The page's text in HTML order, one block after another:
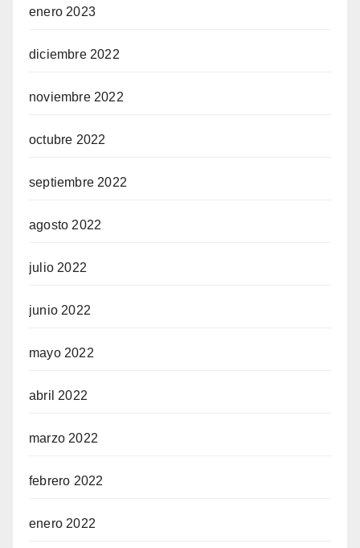
enero 2023
diciembre 2022
noviembre 2022
octubre 2022
septiembre 2022
agosto 2022
julio 2022
junio 2022
mayo 2022
abril 2022
marzo 2022
febrero 2022
enero 2022